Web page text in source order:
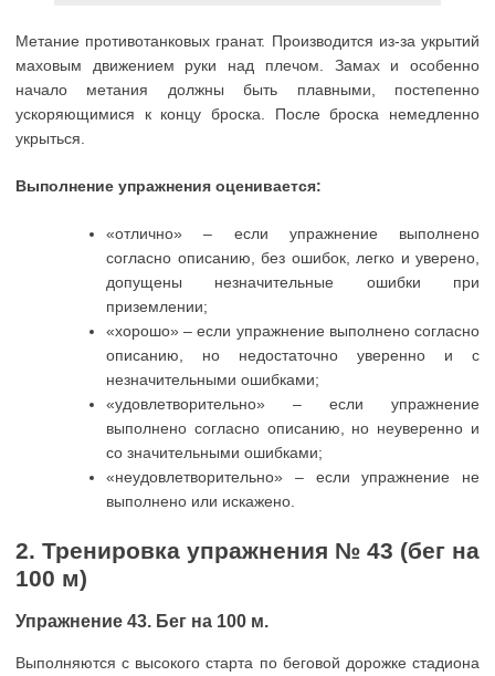
Метание противотанковых гранат. Производится из-за укрытий
маховым движением руки над плечом. Замах и особенно
начало метания должны быть плавными, постепенно
ускоряющимися к концу броска. После броска немедленно
укрыться.
Выполнение упражнения оценивается:
«отлично» – если упражнение выполнено
согласно описанию, без ошибок, легко и уверено,
допущены незначительные ошибки при
приземлении;
«хорошо» – если упражнение выполнено согласно
описанию, но недостаточно уверенно и с
незначительными ошибками;
«удовлетворительно» – если упражнение
выполнено согласно описанию, но неуверенно и
со значительными ошибками;
«неудовлетворительно» – если упражнение не
выполнено или искажено.
2. Тренировка упражнения № 43 (бег на
100 м)
Упражнение 43. Бег на 100 м.
Выполняются с высокого старта по беговой дорожке стадиона